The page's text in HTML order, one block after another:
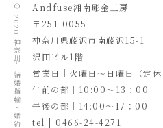
Andfuse湘南彫金工房
〒251-0055
​神奈川県藤沢市南藤沢15-1
沢田ビル1階
営業日｜火曜日～日曜日（定休
午前の部｜10:00～13：00
午後の部｜14:00～17：00
tel | 0466-24-4271
© 2020